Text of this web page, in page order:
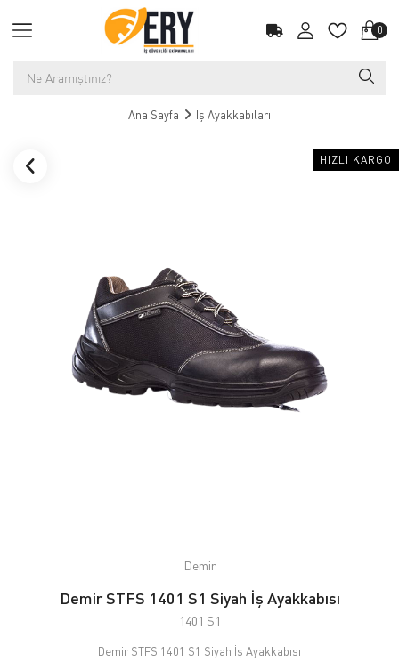
0
Ana Sayfa İş Ayakkabıları
HIZLI KARGO
Demir
Demir STFS 1401 S1 Siyah İş Ayakkabısı
1401 S1
Demir STFS 1401 S1 Siyah İş Ayakkabısı